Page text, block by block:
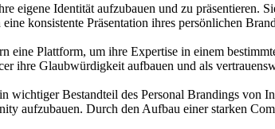
eigene Identität aufzubauen und zu präsentieren.
konsistente Präsentation ihres persönlichen
eine Plattform, um ihre Expertise in einem
ihre Glaubwürdigkeit aufbauen und als
wichtiger Bestandteil des Personal Brandings von
aufzubauen. Durch den Aufbau einer starken